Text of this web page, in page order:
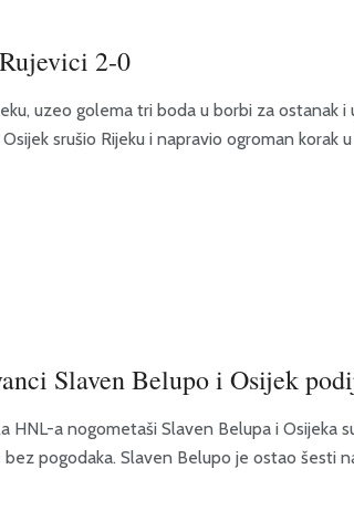
2-0
uzeo golema tri boda u borbi za ostanak
srušio Rijeku i napravio ogroman korak
Slaven Belupo i Osijek
HNL-a nogometaši Slaven Belupa i Osijeka
pogodaka. Slaven Belupo je ostao šesti